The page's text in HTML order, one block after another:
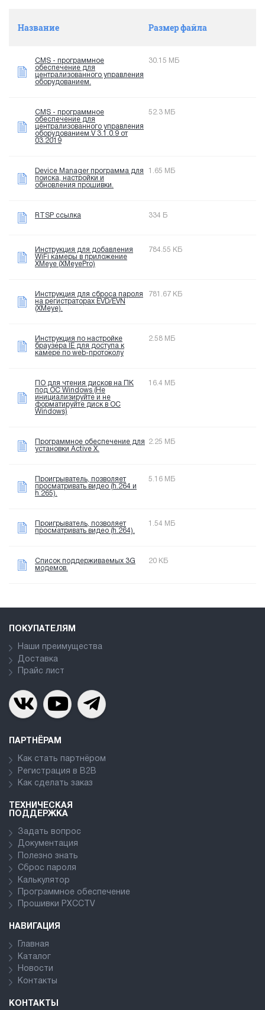
Название Размер файла
CMS - программное
обеспечение для
централизованного управления
оборудованием.
30.15 МБ
CMS - программное
обеспечение для
централизованного управления
оборудованием.V 3.1.0.9 от
03.2019
52.3 МБ
Device Manager программа для
поиска, настройки и
обновления прошивки.
1.65 МБ
RTSP ссылка 334 Б
Инструкция для добавления
WiFi камеры в приложение
XMeye (XMeyePro)
784.55 КБ
Инструкция для сброса пароля
на регистраторах EVD/EVN
(XMeye).
781.67 КБ
Инструкция по настройке
браузера IE для доступа к
камере по web-протоколу
2.58 МБ
ПО для чтения дисков на ПК
под OC Windows (Не
инициализируйте и не
форматируйте диск в OC
Windows)
16.4 МБ
Программное обеспечение для
установки Active X.
2.25 МБ
Проигрыватель, позволяет
просматривать видео (h.264 и
h.265).
5.16 МБ
Проигрыватель, позволяет
просматривать видео (h.264).
1.54 МБ
Список поддерживаемых 3G
модемов.
20 КБ
ПОКУПАТЕЛЯМ
Наши преимущества
Доставка
Прайс лист
ПАРТНЁРАМ
Как стать партнёром
Регистрация в В2В
Как сделать заказ
ТЕХНИЧЕСКАЯ
ПОДДЕРЖКА
Задать вопрос
Документация
Полезно знать
Сброс пароля
Калькулятор
Программное обеспечение
Прошивки PXCCTV
НАВИГАЦИЯ
Главная
Каталог
Новости
Контакты
КОНТАКТЫ